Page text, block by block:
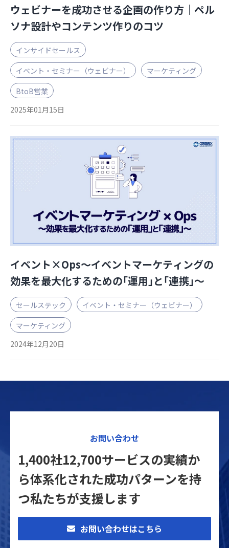
ウェビナーを成功させる企画の作り方｜ペル
ソナ設計やコンテンツ作りのコツ
インサイドセールス
イベント・セミナー（ウェビナー）
マーケティング
BtoB営業
2025年01月15日
イベント×Ops～イベントマーケティングの
効果を最大化するための｢運用｣と｢連携｣～
セールステック
イベント・セミナー（ウェビナー）
マーケティング
2024年12月20日
お問い合わせ
1,400社12,700サービスの実績か
ら体系化された成功パターンを持
つ私たちが支援します
お問い合わせはこちら